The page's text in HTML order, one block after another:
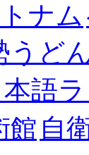
ナム
うど
本語
館 自